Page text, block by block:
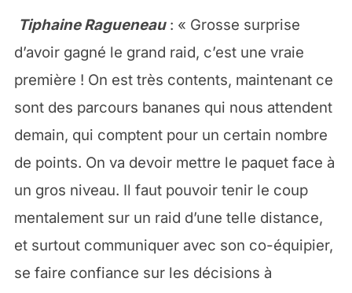
Tiphaine Ragueneau: « Grosse surprise
d’avoir gagné le grand raid, c’est une vraie
première ! On est très contents, maintenant ce
sont des parcours bananes qui nous attendent
demain, qui comptent pour un certain nombre
de points. On va devoir mettre le paquet face à
un gros niveau. Il faut pouvoir tenir le coup
mentalement sur un raid d’une telle distance,
et surtout communiquer avec son co-équipier,
se faire confiance sur les décisions à